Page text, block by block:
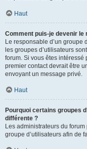
Haut
Comment puis-je devenir le
Le responsable d’un groupe
les groupes d’utilisateurs
forum. Si vous êtes intéressé
premier contact devrait être
envoyant un message privé.
Haut
Pourquoi certains groupes
différente ?
Les administrateurs du
groupe d’utilisateurs afin de